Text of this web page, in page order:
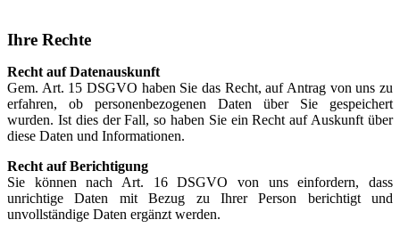
Ihre Rechte
Recht auf Datenauskunft
Gem. Art. 15 DSGVO haben Sie das Recht, auf Antrag von uns zu
erfahren, ob personenbezogenen Daten über Sie gespeichert
wurden. Ist dies der Fall, so haben Sie ein Recht auf Auskunft über
diese Daten und Informationen.
Recht auf Berichtigung
Sie können nach Art. 16 DSGVO von uns einfordern, dass
unrichtige Daten mit Bezug zu Ihrer Person berichtigt und
unvollständige Daten ergänzt werden.